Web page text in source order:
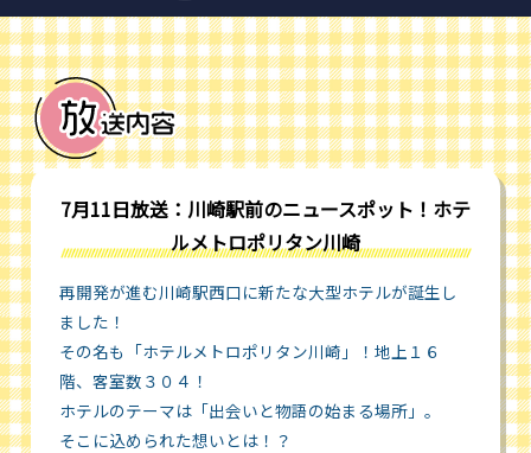
7月11日放送：川崎駅前のニュースポット！ホテ
ルメトロポリタン川崎
再開発が進む川崎駅西口に新たな大型ホテルが誕生し
ました！
その名も「ホテルメトロポリタン川崎」！地上１６
階、客室数３０４！
ホテルのテーマは「出会いと物語の始まる場所」。
そこに込められた想いとは！？